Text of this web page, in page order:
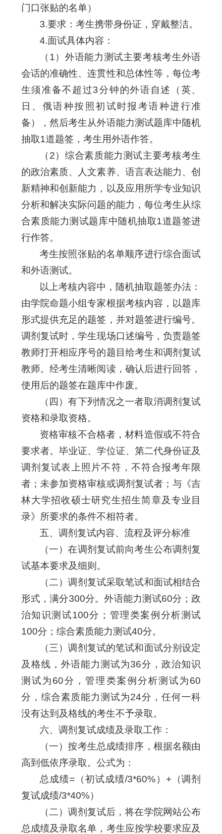
门口张贴的名单）
3.要求：考生携带身份证，穿戴整洁。
4.面试具体内容：
（1）外语能力测试主要考核考生外语
会话的准确性、连贯性和总体性等，每位考
生须准备不超过3分钟的外语自述（英、
日、俄语种按照初试时报考语种进行准
备），然后考生从外语能力测试题库中随机
抽取1道题签，考生用外语作答。
（2）综合素质能力测试主要考核考生
的政治素质、人文素养、语言表达能力、创
新精神和创新能力，以及应用所学专业知识
分析和解决实际问题的能力，每位考生从综
合素质能力测试题库中随机抽取1道题签进
行作答。
考生按照张贴的名单顺序进行综合面试
和外语测试。
以上考核内容中，随机抽取题签办法：
由学院命题小组专家根据考核内容，以题库
形式提供充足的题签，并对题签进行编号。
调剂复试时，学生现场口述编号，负责题签
教师打开相应序号的题目给考生和调剂复试
教师。经考生清晰阅读，确认后进行回答，
使用后的题签在题库中作废。
（四）有下列情况之一者取消调剂复试
资格和录取资格。
资格审核不合格者，材料造假或不符合
要求者。毕业证、学位证、第二代身份证及
调剂复试表上照片不符，不符合报考年限
者；未参加资格审核或调剂复试者；与《吉
林大学招收硕士研究生招生简章及专业目
录》所要求的条件不相符者。
五、调剂复试内容、流程及评分标准
（一）在调剂复试前向考生公布调剂复
试基本要求及细则。
（二）调剂复试采取笔试和面试相结合
形式，满分300分。外语能力测试60分；政
治知识测试100分；管理类案例分析测试
100分；综合素质能力测试40分。
（三）调剂复试的笔试和面试分别设定
及格线，外语能力测试为36分，政治知识
测试为60分，管理类案例分析测试为60
分，综合素质能力测试为24分，任何一科
没有达到及格线的考生不予录取。
六、调剂复试成绩及录取工作：
（一）按考生总成绩排序，根据名额由
高到低依序录取。公式为：
总成绩=（初试成绩/3*60%）+（调剂
复试成绩/3*40%）
（二）调剂复试后，将在学院网站公布
总成绩及录取名单，考生应按学校要求应及